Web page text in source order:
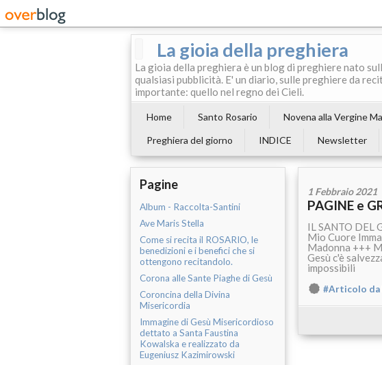
La gioia della preghiera
La gioia della preghiera è un blog di preghiere nato
qualsiasi pubblicità. E' un diario, sulle preghiere da
importante: quello nel regno dei Cieli.
Home Santo Rosario Novena alla Vergine
Preghiera del giorno
INDICE Newsletter
Pagine
Album - Raccolta-Santini
Ave Maris Stella
Come si recita il ROSARIO, le
benedizioni e i benefici che si
ottengono recitandolo.
Corona alle Sante Piaghe di Gesù
Coroncina della Divina
Misericordia
Immagine di Gesù Misericordioso
dettato a Santa Faustina
Kowalska e realizzato da
Eugeniusz Kazimirowski
1 Febbraio 2021
PAGINE e
IL SANTO DEL
Mio Cuore
Madonna +++
Gesù c'è
impossibili
#Articolo da